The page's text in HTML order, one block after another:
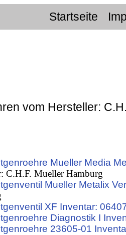
Startseite
vom Hersteller:
Mueller Media
C.H.F. Mueller Hamburg
Mueller Metalix
XF Inventar:
Diagnostik I
23605-01